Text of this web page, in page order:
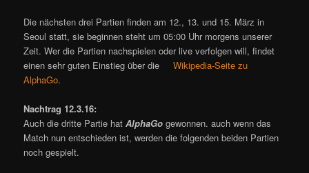
Die nächsten drei Partien finden am 12., 13. und 15. März in
Seoul statt, sie beginnen steht um 05:00 Uhr morgens unserer
Zeit. Wer die Partien nachspielen oder live verfolgen will, findet
einen sehr guten Einstieg über die
Wikipedia-Seite zu
AlphaGo.
Nachtrag 12.3.16:
Auch die dritte Partie hatAlphaGo gewonnen. auch wenn das
Match nun entschieden ist, werden die folgenden beiden Partien
noch gespielt.